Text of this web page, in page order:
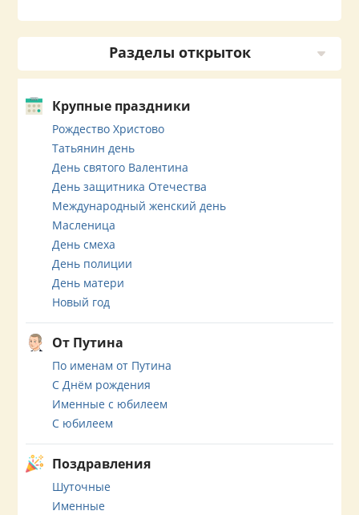
Разделы открыток
Крупные праздники
Рождество Христово
Татьянин день
День святого Валентина
День защитника Отечества
Международный женский день
Масленица
День смеха
День полиции
День матери
Новый год
От Путина
По именам от Путина
С Днём рождения
Именные с юбилеем
С юбилеем
Поздравления
Шуточные
Именные